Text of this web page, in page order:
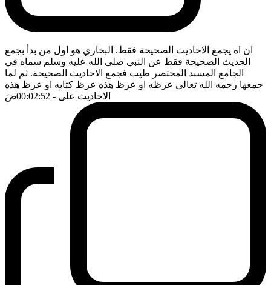
ان اه يجمع الاحاديث الصحيحة فقط. البخاري هو اول من بدأ بجمع
الحديث الصحيحة فقط عن النبي صلى الله عليه وسلم سماه في
الجامع المسند المختصر طيب فجمع الاحاديث الصحيحة. ثم لما
جمعها رحمه الله تعالى عرظه او عرظ هذه عرظ كتابه او عرظ هذه
الاحاديث على - 00:02:52 ضَ